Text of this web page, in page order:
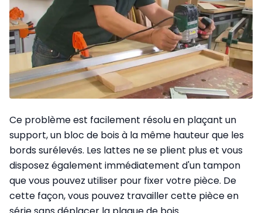
Ce problème est facilement résolu en plaçant un
support, un bloc de bois à la même hauteur que les
bords surélevés. Les lattes ne se plient plus et vous
disposez également immédiatement d'un tampon
que vous pouvez utiliser pour fixer votre pièce. De
cette façon, vous pouvez travailler cette pièce en